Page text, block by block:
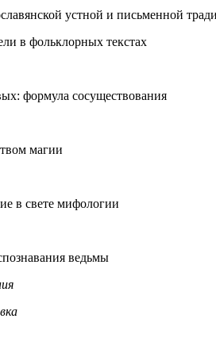
устной и письменной
в фольклорных текстах
формула сосуществования
магии
в свете мифологии
ведьмы